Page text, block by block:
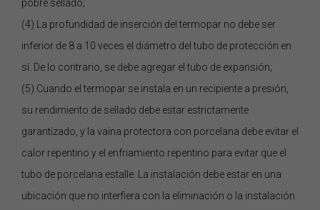
pobre sellado;
(4) La profundidad de inserción del termopar no debe ser
inferior de 8 a 10 veces el diámetro del tubo de protección en
sí. De lo contrario, se debe agregar el tubo de expansión;
(5) Cuando el termopar se instala en un recipiente a presión,
su rendimiento de sellado debe estar estrictamente
garantizado, y la vaina protectora con porcelana debe evitar el
calor repentino y el enfriamiento repentino para evitar que el
tubo de porcelana estalle. La instalación debe estar en una
ubicación que no interfiera con la eliminación o la instalación